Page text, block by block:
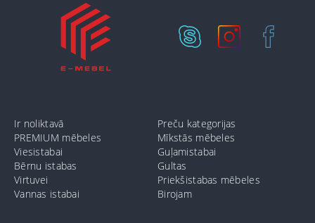
Ir noliktavā
Preču kategorijas
PREMIUM mēbeles
Mīkstās mēbeles
Viesistabai
Guļamistabai
Bērnu istabas
Gultas
Virtuvei
Priekšistabas mēbeles
Vannas istabai
Birojam